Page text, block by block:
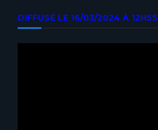
DIFFUSÉ LE 16/03/2024 À 12H55